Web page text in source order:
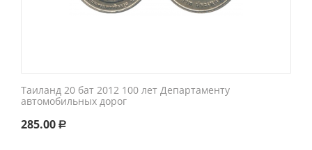
Таиланд 20 бат 2012 100 лет Департаменту
автомобильных дорог
285.00 Р